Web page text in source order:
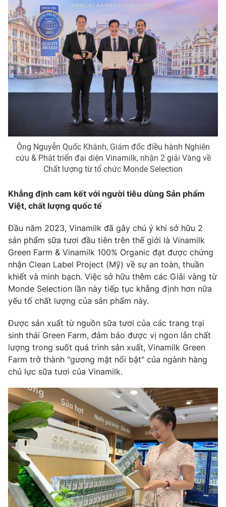
Tổng Biên tập:Vũ Thanh Thủy
Phó Tổng Biên tập:
Nguyễn Thị Mỹ Hạnh, Phạm Quốc Thắng,
Nguyễn Trọng Ninh
Tổng đài VTV:024.38 355 931 - 024.38 355 932
Ðiện thoại Thời báo VTV:024.66 897 897
Email:toasoan@vtv.vn
Liên hệ quảng cáo: 024-7300.7108
® Cấm sao chép dưới mọi hình thức nếu không có sự chấp
thuận bằng văn bản. Ghi rõ nguồn VTV.vn khi phát hành lại
thông tin từ website này.
Ông Nguyễn Quốc Khánh, Giám đốc điều hành Nghiên
cứu & Phát triển đại diện Vinamilk, nhận 2 giải Vàng về
Chất lượng từ tổ chức Monde Selection
Khẳng định cam kết với người tiêu dùng Sản phẩm
Việt, chất lượng quốc tế
Đầu năm 2023, Vinamilk đã gây chú ý khi sở hữu 2
sản phẩm sữa tươi đầu tiên trên thế giới là Vinamilk
Green Farm & Vinamilk 100% Organic đạt được chứng
nhận Clean Label Project (Mỹ) về sự an toàn, thuần
khiết và minh bạch. Việc sở hữu thêm các Giải vàng từ
Monde Selection lần này tiếp tục khẳng định hơn nữa
yếu tố chất lượng của sản phẩm này.
Được sản xuất từ nguồn sữa tươi của các trang trại
sinh thái Green Farm, đảm bảo được vị ngon lẫn chất
lượng trong suốt quá trình sản xuất, Vinamilk Green
Farm trở thành "gương mặt nổi bật" của ngành hàng
chủ lực sữa tươi của Vinamilk.